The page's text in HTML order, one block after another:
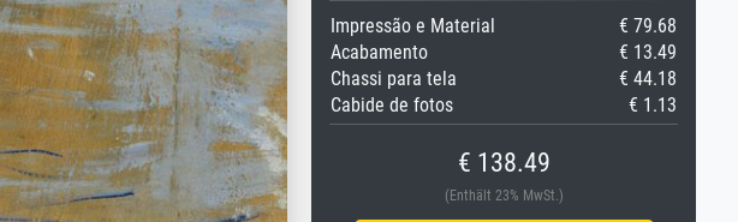
Impressão e Material
€ 79.68
Acabamento
€ 13.49
Chassi para tela
€ 44.18
Cabide de fotos
€ 1.13
€ 138.49
(Enthält 23% MwSt.)